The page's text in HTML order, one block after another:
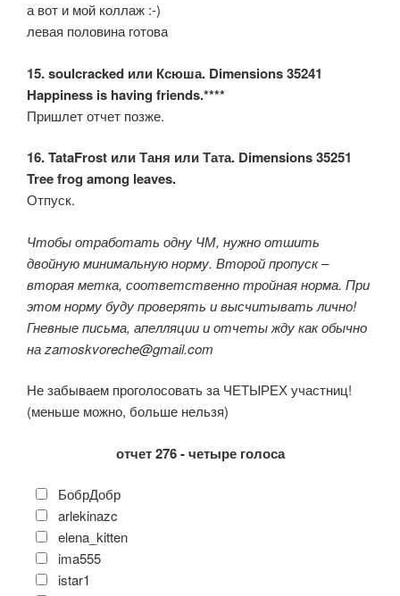
а вот и мой коллаж :-)
левая половина готова
15. soulcracked или Ксюша. Dimensions 35241
Happiness is having friends.****
Пришлет отчет позже.
16. TataFrost или Таня или Тата. Dimensions 35251
Tree frog among leaves.
Отпуск.
Чтобы отработать одну ЧМ, нужно отшить
двойную минимальную норму. Второй пропуск –
вторая метка, соответственно тройная норма. При
этом норму буду проверять и высчитывать лично!
Гневные письма, апелляции и отчеты жду как обычно
на zamoskvoreche@gmail.com
Не забываем проголосовать за ЧЕТЫРЕХ участниц!
(меньше можно, больше нельзя)
отчет 276 - четыре голоса
БобрДобр
arlekinazc
elena_kitten
ima555
istar1